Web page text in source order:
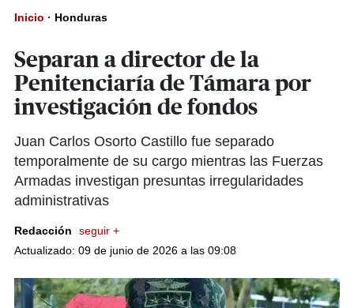
Inicio · Honduras
Separan a director de la
Penitenciaría de Támara por
investigación de fondos
Juan Carlos Osorto Castillo fue separado
temporalmente de su cargo mientras las Fuerzas
Armadas investigan presuntas irregularidades
administrativas
Redacción
seguir +
Actualizado: 09 de junio de 2026 a las 09:08